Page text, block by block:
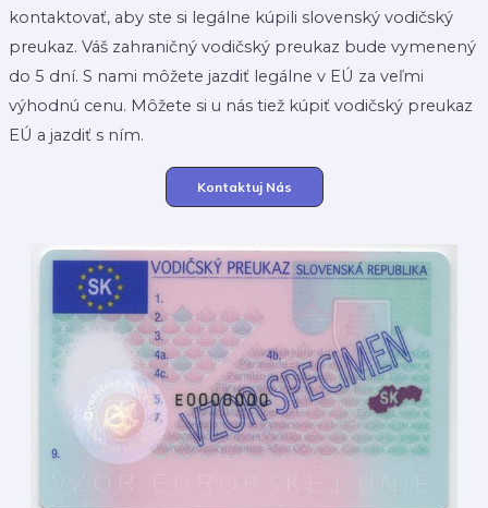
kontaktovať, aby ste si legálne kúpili slovenský vodičský
preukaz. Váš zahraničný vodičský preukaz bude vymenený
do 5 dní. S nami môžete jazdiť legálne v EÚ za veľmi
výhodnú cenu. Môžete si u nás tiež kúpiť vodičský preukaz
EÚ a jazdiť s ním.
Kontaktuj Nás